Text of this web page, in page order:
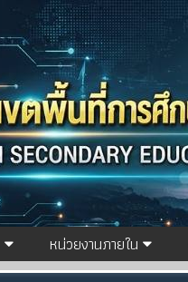
หน่วยงานภายใน